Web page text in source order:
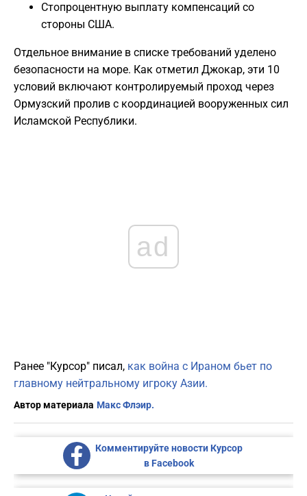
​Стопроцентную выплату компенсаций со
стороны США.
​Отдельное внимание в списке требований уделено
безопасности на море. Как отметил Джокар, эти 10
условий включают контролируемый проход через
Ормузский пролив с координацией вооруженных сил
Исламской Республики.
ad
Ранее "Курсор" писал, как война с Ираном бьет по
главному нейтральному игроку Азии.
Автор материала Макс Флэир.
Комментируйте новости Курсор
в Facebook